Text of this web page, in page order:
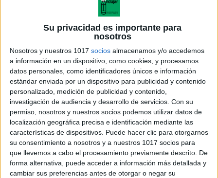
Su privacidad es importante para
nosotros
Nosotros y nuestros 1017 socios almacenamos y/o accedemos
a información en un dispositivo, como cookies, y procesamos
datos personales, como identificadores únicos e información
estándar enviada por un dispositivo para publicidad y contenido
personalizado, medición de publicidad y contenido,
investigación de audiencia y desarrollo de servicios. Con su
permiso, nosotros y nuestros socios podemos utilizar datos de
localización geográfica precisa e identificación mediante las
características de dispositivos. Puede hacer clic para otorgarnos
su consentimiento a nosotros y a nuestros 1017 socios para
que llevemos a cabo el procesamiento previamente descrito. De
forma alternativa, puede acceder a información más detallada y
cambiar sus preferencias antes de otorgar o negar su
REGISTROS EMOCIONALES MES DE
MAYO 2024
Publicado el 30 abril, 2024
En el camino hacia una educación integral, la
inteligencia emocional juega un papel crucial.
Reconociendo esto, en Orientación Andujar, hemos
diseñado un recurso valioso para el mes de mayo
2024: […]